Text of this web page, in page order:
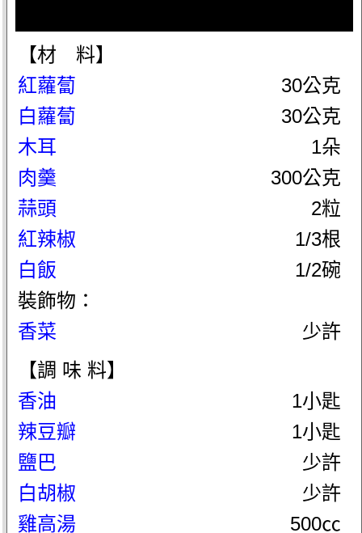
【材 料】
紅蘿蔔
30公克
白蘿蔔
30公克
木耳
1朵
肉羹
300公克
蒜頭
2粒
紅辣椒
1/3根
白飯
1/2碗
裝飾物：
香菜
少許
【調 味 料】
香油
1小匙
辣豆瓣
1小匙
鹽巴
少許
白胡椒
少許
雞高湯
500㏄